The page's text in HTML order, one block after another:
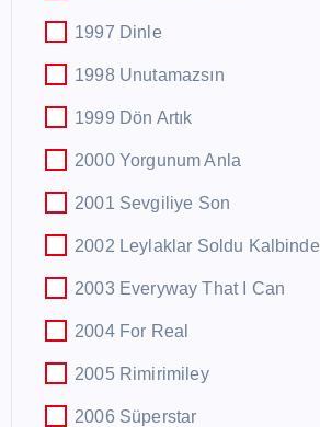
1997 Dinle
1998 Unutamazsın
1999 Dön Artık
2000 Yorgunum Anla
2001 Sevgiliye Son
2002 Leylaklar Soldu Kalbinde
2003 Everyway That I Can
2004 For Real
2005 Rimirimiley
2006 Süperstar